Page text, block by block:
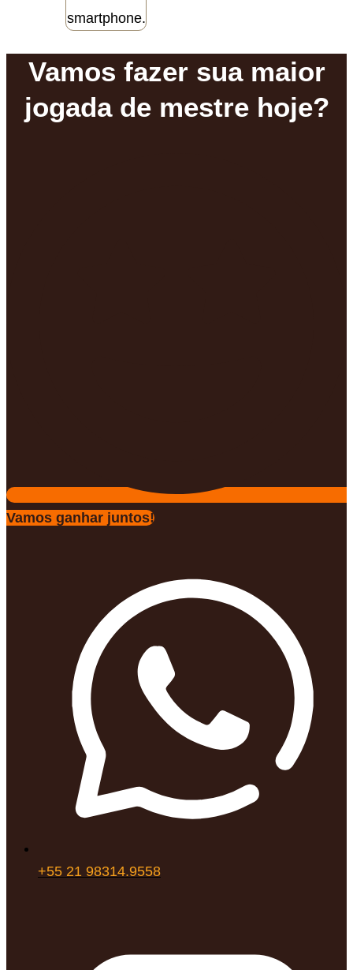
Vamos fazer sua maior
jogada de mestre hoje?
Vamos ganhar juntos!
+55 21 98314.9558